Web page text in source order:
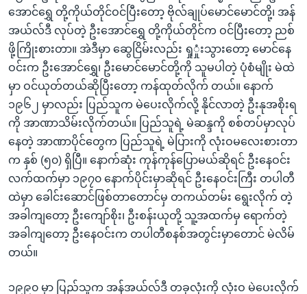
အောင်ရွှေ တို့ကိုယ်တိုင်ဝင်ပြီးတော့ ဗိုလ်ချုပ်မောင်မောင်တို့၊ အန်
အယ်လ်ဒီ လုပ်တဲ့ ဦးအောင်ရွှေ တို့ကိုယ်တိုင်က ဝင်ပြီးတော့ ညစ်
ဖို့ကြိုးစားတာ။ အဲဒီမှာ ဆွေငြိမ်းလည်း ရှုှုံးသွားတော့ မောင်နေ
ဝင်းက ဦးအောင်ရွှေ၊ ဦးမောင်မောင်တို့ကို သူမပါတဲ့ ပုံစံမျိုး မဲထဲ
မှာ ဝင်ယုတ်တယ်ဆိုပြီးတော့ ကန်ထုတ်လိုက် တယ်။ နောက်
၁၉၆၂ မှာလည်း ပြည်သူက မဲပေးလိုက်လို့ နိုင်လာတဲ့ ဦးနုအစိုးရ
ကို အာဏာသိမ်းလိုက်တယ်။ ပြည်သူရဲ့ မဲဆန္ဒကို စစ်တပ်မှာလုပ်
နေတဲ့ အာဏာပိုင်တွေက ပြည်သူရဲ့ မဲပြားကို လုံးဝမလေးစားတာ
က နှစ် (၅၀) ရှိပြီ။ နောက်ဆုံး ကုန်ကုန်ပြောမယ်ဆိုရင် ဦးနေဝင်း
လက်ထက်မှာ ၁၉၇၀ နောက်ပိုင်းမှာဆိုရင် ဦးနေဝင်းကြီး တပါတီ
ထဲမှာ ခေါင်းဆောင်ဖြစ်တာတောင်မှ တကယ်တမ်း ရွေးလိုက် တဲ့
အခါကျတော့ ဦးကျော်စိုး၊ ဦးစန်းယုတို့ သူ့အထက်မှ ရောက်တဲ့
အခါကျတော့ ဦးနေဝင်းက တပါတီစနစ်အတွင်းမှာတောင် မဲလိမ်
တယ်။
၁၉၉၀ မှာ ပြည်သူက အန်အယ်လ်ဒီ တခုလုံးကို လုံးဝ မဲပေးလိုက်